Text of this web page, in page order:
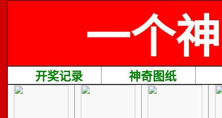
一个
开奖记录 神奇图纸